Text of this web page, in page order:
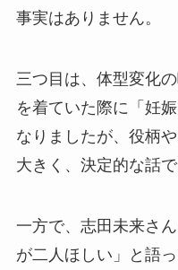
事実はありません。
三つ目は、体型変化
を着ていた際に「妊
なりましたが、役柄
大きく、決定的な話
一方で、志田未来さ
が二人ほしい」と語